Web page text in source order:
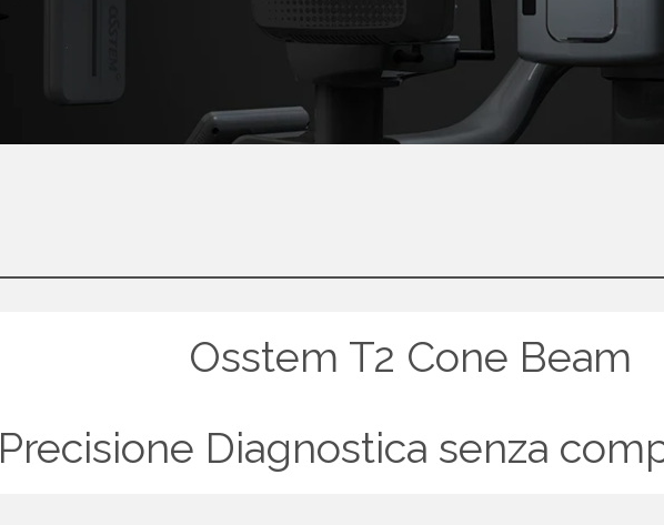
Osstem T2 Cone Beam
Precisione Diagnostica senza